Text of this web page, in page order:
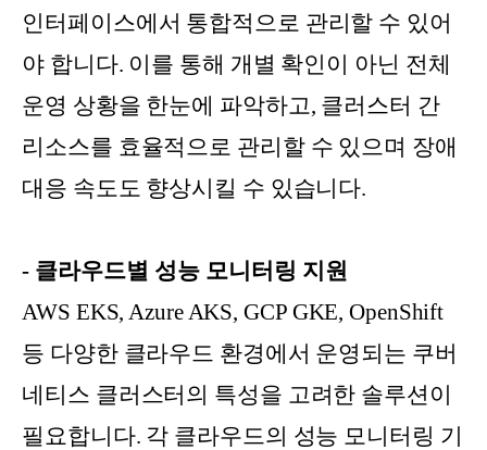
인터페이스에서 통합적으로 관리할 수 있어
야 합니다. 이를 통해 개별 확인이 아닌 전체
운영 상황을 한눈에 파악하고, 클러스터 간
리소스를 효율적으로 관리할 수 있으며 장애
대응 속도도 향상시킬 수 있습니다.
- 클라우드별 성능 모니터링 지원
AWS EKS, Azure AKS, GCP GKE, OpenShift
등 다양한 클라우드 환경에서 운영되는 쿠버
네티스 클러스터의 특성을 고려한 솔루션이
필요합니다. 각 클라우드의 성능 모니터링 기